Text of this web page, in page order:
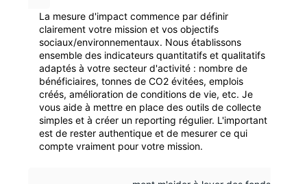
La mesure d'impact commence par définir
clairement votre mission et vos objectifs
sociaux/environnementaux. Nous établissons
ensemble des indicateurs quantitatifs et qualitatifs
adaptés à votre secteur d'activité : nombre de
bénéficiaires, tonnes de CO2 évitées, emplois
créés, amélioration de conditions de vie, etc. Je
vous aide à mettre en place des outils de collecte
simples et à créer un reporting régulier. L'important
est de rester authentique et de mesurer ce qui
compte vraiment pour votre mission.